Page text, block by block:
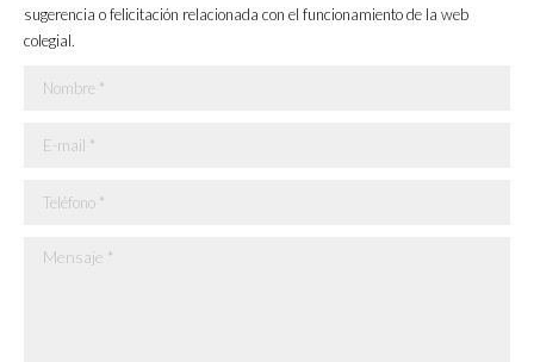
windowwindowwindowwindow
sugerencia o felicitación relacionada con el funcionamiento de la web
colegial.
Nombre *
E-mail *
Teléfono *
Mensaje *